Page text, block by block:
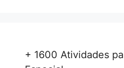
+ 1600 Atividades